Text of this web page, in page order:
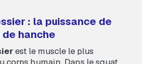
: la puissance de
de hanche
est le muscle le plus